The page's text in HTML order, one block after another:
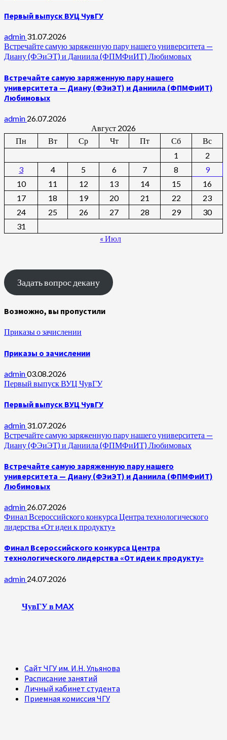
Первый выпуск ВУЦ ЧувГУ
admin 31.07.2026
Встречайте самую заряженную пару нашего университета —
Диану (ФЭиЭТ) и Даниила (ФПМФиИТ) Любимовых
Встречайте самую заряженную пару нашего
университета — Диану (ФЭиЭТ) и Даниила (ФПМФиИТ)
Любимовых
admin 26.07.2026
Август 2026
Пн
Вт Ср Чт Пт Сб
Вс
1
2
3
4 5 6 7 8
9
10
11 12 13 14 15
16
17
18 19 20 21 22
23
24
25 26 27 28 29
30
31
« Июл
Задать вопрос декану
Возможно, вы пропустили
Приказы о зачислении
Приказы о зачислении
admin03.08.2026
Первый выпуск ВУЦ ЧувГУ
Первый выпуск ВУЦ ЧувГУ
admin 31.07.2026
Встречайте самую заряженную пару нашего университета —
Диану (ФЭиЭТ) и Даниила (ФПМФиИТ) Любимовых
Встречайте самую заряженную пару нашего
университета — Диану (ФЭиЭТ) и Даниила (ФПМФиИТ)
Любимовых
admin 26.07.2026
Финал Всероссийского конкурса Центра технологического
лидерства «От идеи к продукту»
Финал Всероссийского конкурса Центра
технологического лидерства «От идеи к продукту»
admin 24.07.2026
ЧувГУ в MAX
Сайт ЧГУ им. И.Н. Ульянова
Расписание занятий
Личный кабинет студента
Приемная комиссия ЧГУ